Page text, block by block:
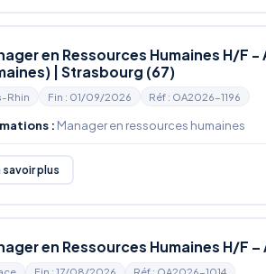
en Ressources Humaines H/F
| Strasbourg (67)
Rhin Fin : 01/09/2026 Réf : OA2026-1196
: Manager en ressources humaines
savoir plus
en Ressources Humaines H/F